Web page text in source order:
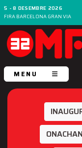
5 - 8 DESEMBRE 2026
FIRA BARCELONA GRAN VIA
MENU
ONACHAN